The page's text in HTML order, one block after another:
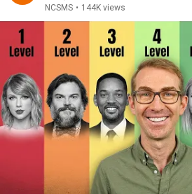
NCSMS • 144K views